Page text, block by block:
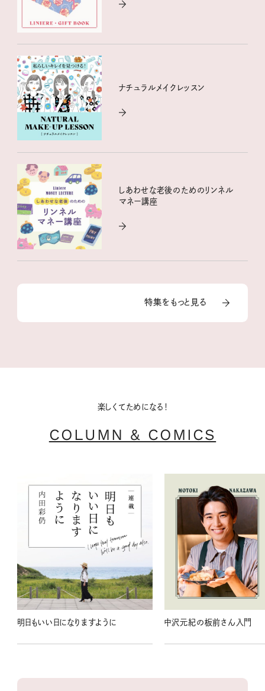
ナチュラルメイクレッスン
しあわせな老後のためのリンネル
マネー講座
特集をもっと見る
楽しくてためになる！
COLUMN & COMICS
明日もいい日になりますように 中沢元紀の板前さん入門